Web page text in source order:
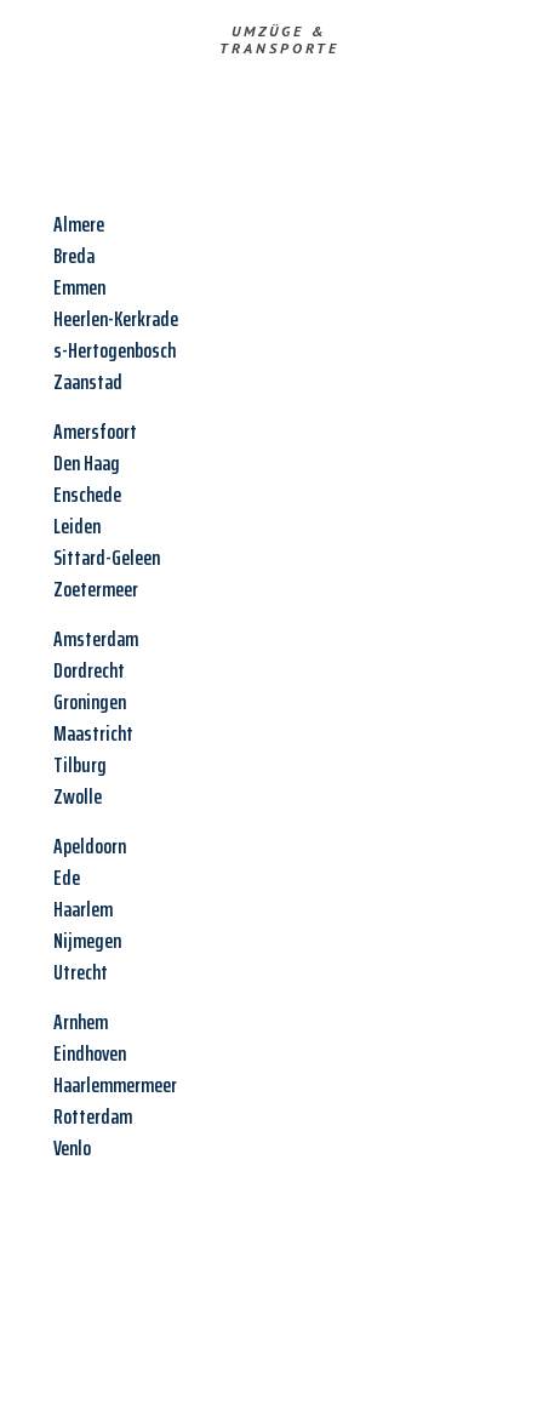
UMZÜGE &
TRANSPORTE
Almere
Breda
Emmen
Heerlen-Kerkrade
s-Hertogenbosch
Zaanstad
Amersfoort
Den Haag
Enschede
Leiden
Sittard-Geleen
Zoetermeer
Amsterdam
Dordrecht
Groningen
Maastricht
Tilburg
Zwolle
Apeldoorn
Ede
Haarlem
Nijmegen
Utrecht
Arnhem
Eindhoven
Haarlemmermeer
Rotterdam
Venlo